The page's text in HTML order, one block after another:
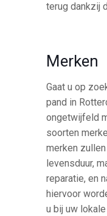
terug dankzij
Merken
Gaat u op
pand in
ongetwijfeld
soorten
merken
levensduur,
reparatie, en
hiervoor
u bij uw